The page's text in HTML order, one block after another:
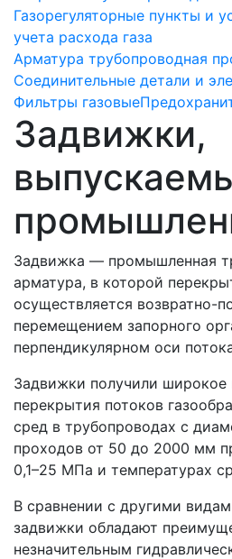
Газорегуляторные пункты и
учета расхода газа
Арматура трубопроводная
Соединительные детали и
Фильтры газовые
Задвижки,
Задвижка — промышленная
арматура, в которой
осуществляется возвратно-
перемещением запорного
перпендикулярном оси
Задвижки получили широкое
перекрытия потоков
сред в трубопроводах с
проходов от 50 до 2000 мм
0,1–25 МПа и температурах
В сравнении с другими
задвижки обладают
незначительным